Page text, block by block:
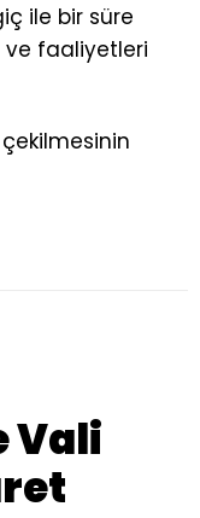
ile bir süre
ve faaliyetleri
çekilmesinin
Vali